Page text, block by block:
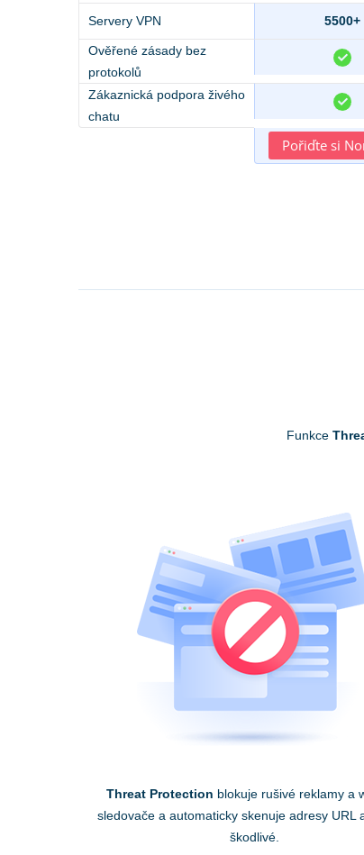
Servery VPN 5500+
Ověřené zásady bez
protokolů
Zákaznická podpora živého
chatu
Pořiďte si
Funkce
Threat Protection blokuje rušivé reklamy a
sledovače a automaticky skenuje adresy URL
škodlivé.